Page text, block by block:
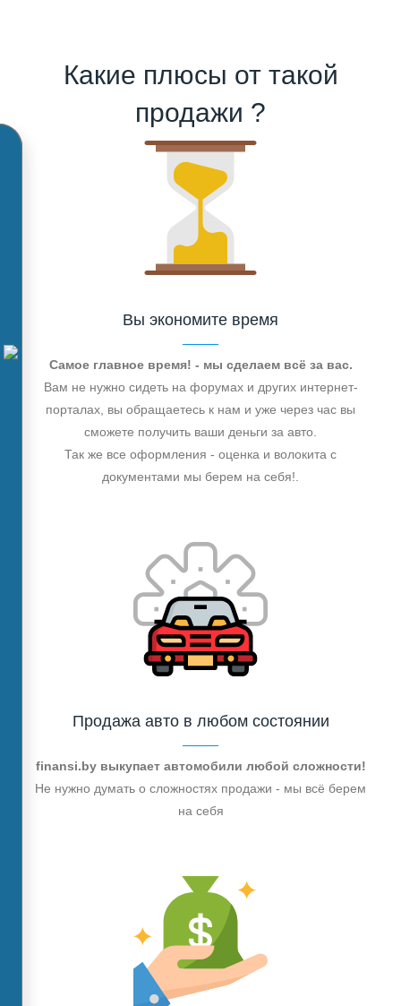
Какие плюсы от такой
продажи ?
Вы экономите время
Самое главное время! - мы сделаем всё за вас.
Вам не нужно сидеть на форумах и других интернет-
порталах, вы обращаетесь к нам и уже через час вы
сможете получить ваши деньги за авто.
Так же все оформления - оценка и волокита с
документами мы берем на себя!.
Продажа авто в любом состоянии
finansi.by выкупает автомобили любой сложности!
Не нужно думать о сложностях продажи - мы всё берем
на себя